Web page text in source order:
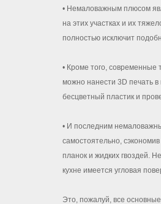
• Немаловажным плюсом
на этих участках и их
полностью исключит
• Кроме того, современные
можно нанести 3D печать
бесцветный пластик и
• И последним
самостоятельно,
планок и жидких гвоздей.
кухне имеется угловая
Это, пожалуй, все